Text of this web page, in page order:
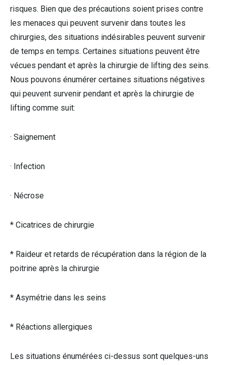
risques. Bien que des précautions soient prises contre
les menaces qui peuvent survenir dans toutes les
chirurgies, des situations indésirables peuvent survenir
de temps en temps. Certaines situations peuvent être
vécues pendant et après la chirurgie de lifting des seins.
Nous pouvons énumérer certaines situations négatives
qui peuvent survenir pendant et après la chirurgie de
lifting comme suit:
· Saignement
· Infection
· Nécrose
* Cicatrices de chirurgie
* Raideur et retards de récupération dans la région de la
poitrine après la chirurgie
* Asymétrie dans les seins
* Réactions allergiques
Les situations énumérées ci-dessus sont quelques-uns